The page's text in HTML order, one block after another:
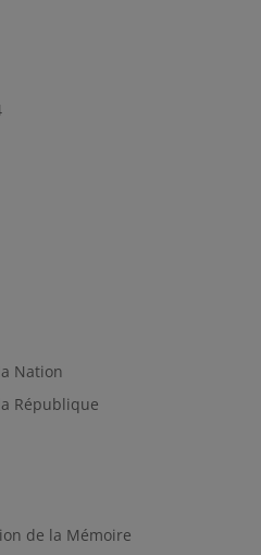
Nation
République
de la Mémoire